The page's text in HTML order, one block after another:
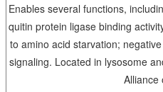
Enables several functions,
quitin protein ligase binding
to amino acid starvation;
signaling. Located in lysosome
Alliance